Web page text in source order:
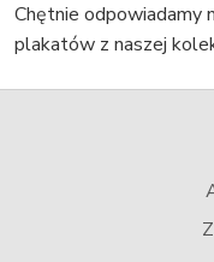
Chętnie odpowiadamy
plakatów z naszej